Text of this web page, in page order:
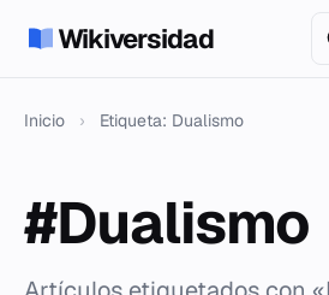
Wikiversidad
Inicio › Etiqueta: Dualismo
#Dualismo